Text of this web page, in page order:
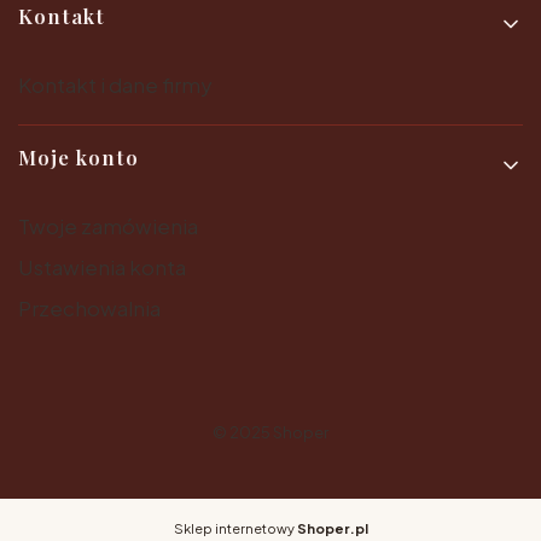
Kontakt
Moje konto
Sklep internetowy Shoper.pl